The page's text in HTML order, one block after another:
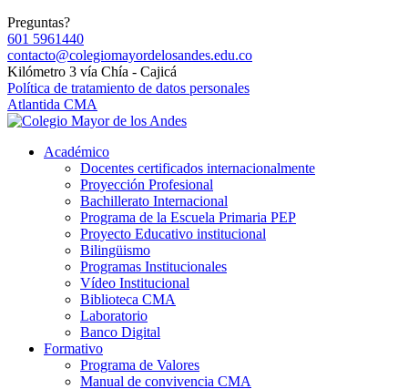
Preguntas?
601 5961440
contacto@colegiomayordelosandes.edu.co
Kilómetro 3 vía Chía - Cajicá
Política de tratamiento de datos personales
Atlantida CMA
Académico
Docentes certificados internacionalmente
Proyección Profesional
Bachillerato Internacional
Programa de la Escuela Primaria PEP
Proyecto Educativo institucional
Bilingüismo
Programas Institucionales
Vídeo Institucional
Biblioteca CMA
Laboratorio
Banco Digital
Formativo
Programa de Valores
Manual de convivencia CMA